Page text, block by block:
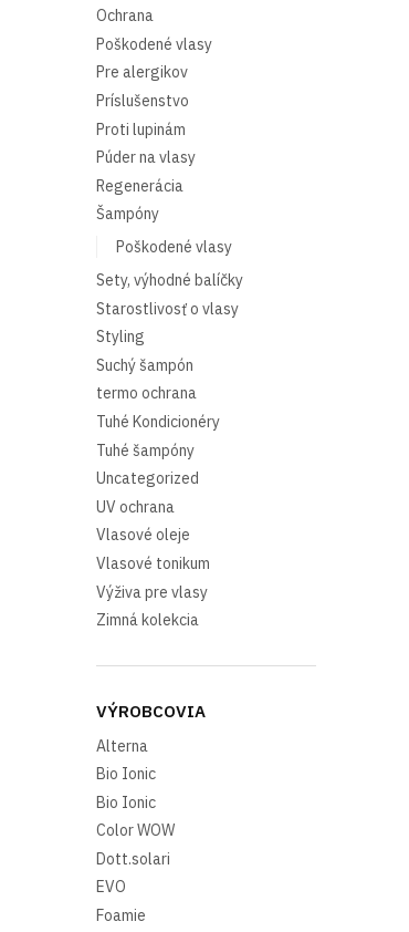
Ochrana
Poškodené vlasy
Pre alergikov
Príslušenstvo
Proti lupinám
Púder na vlasy
Regenerácia
Šampóny
Poškodené vlasy
Sety, výhodné balíčky
Starostlivosť o vlasy
Styling
Suchý šampón
termo ochrana
Tuhé Kondicionéry
Tuhé šampóny
Uncategorized
UV ochrana
Vlasové oleje
Vlasové tonikum
Výživa pre vlasy
Zimná kolekcia
VÝROBCOVIA
Alterna
Bio Ionic
Bio Ionic
Color WOW
Dott.solari
EVO
Foamie